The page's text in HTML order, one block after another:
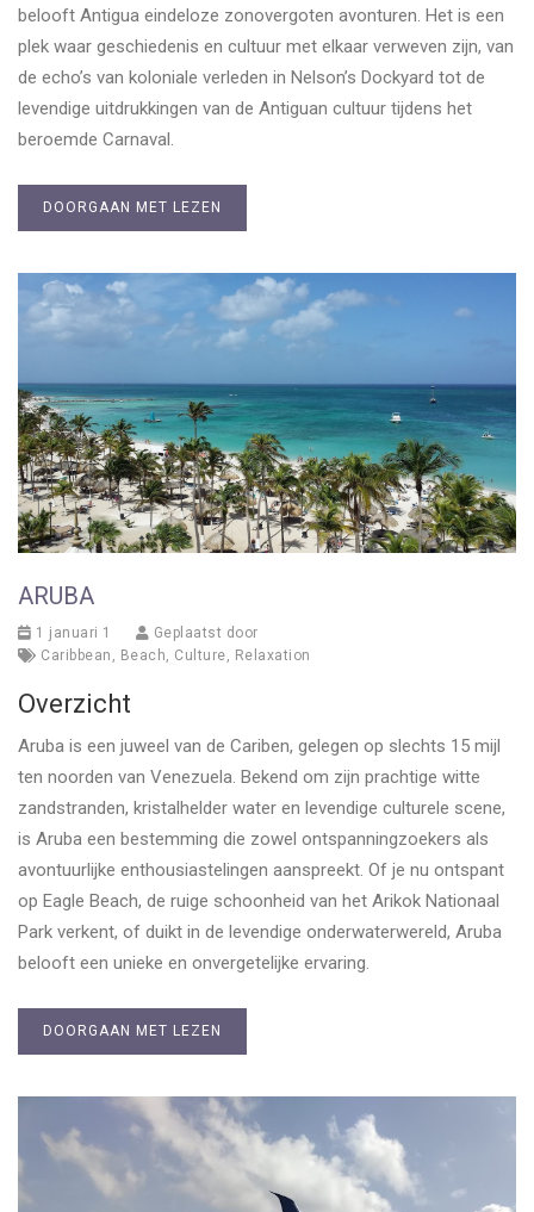
belooft Antigua eindeloze zonovergoten avonturen. Het is een
plek waar geschiedenis en cultuur met elkaar verweven zijn, van
de echo’s van koloniale verleden in Nelson’s Dockyard tot de
levendige uitdrukkingen van de Antiguan cultuur tijdens het
beroemde Carnaval.
DOORGAAN MET LEZEN
ARUBA
1 januari 1
Geplaatst door
Caribbean , Beach, Culture, Relaxation
Overzicht
Aruba is een juweel van de Cariben, gelegen op slechts 15 mijl
ten noorden van Venezuela. Bekend om zijn prachtige witte
zandstranden, kristalhelder water en levendige culturele scene,
is Aruba een bestemming die zowel ontspanningzoekers als
avontuurlijke enthousiastelingen aanspreekt. Of je nu ontspant
op Eagle Beach, de ruige schoonheid van het Arikok Nationaal
Park verkent, of duikt in de levendige onderwaterwereld, Aruba
belooft een unieke en onvergetelijke ervaring.
DOORGAAN MET LEZEN